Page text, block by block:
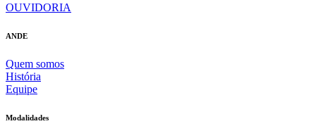
OUVIDORIA
ANDE
Quem somos
História
Equipe
Modalidades